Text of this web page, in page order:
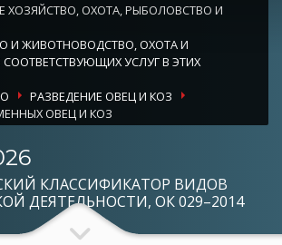
ХОЗЯЙСТВО, ОХОТА, РЫБОЛОВСТВО И
И ЖИВОТНОВОДСТВО, ОХОТА И
УСЛУГ В ЭТИХ
РАЗВЕДЕНИЕ ОВЕЦ И КОЗ
ОВЕЦ И КОЗ
КЛАССИФИКАТОР ВИДОВ
ДЕЯТЕЛЬНОСТИ, ОК 029–2014